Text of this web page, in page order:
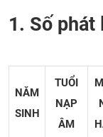
1. Số phát
NĂM
SINH
TUỔI
NẠP
ÂM